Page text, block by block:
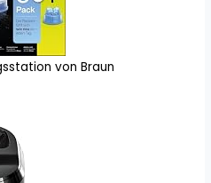
von Braun